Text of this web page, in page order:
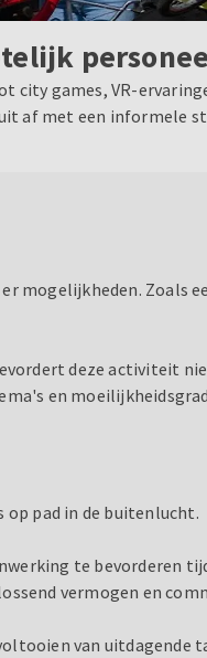
games, VR-
af met een informele
mogelijkheden. Zoals
deze activiteit
en
op pad in de buitenlucht.
te bevorderen
vermogen en
van uitdagende